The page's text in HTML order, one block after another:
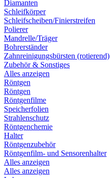
Diamanten
Schleifkörper
Schleifscheiben/Finierstreifen
Polierer
Mandrelle/Träger
Bohrerständer
Zahnreinigungsbürsten (rotierend)
Zubehör & Sonstiges
Alles anzeigen
Röntgen
Röntgen
Röntgenfilme
Speicherfolien
Strahlenschutz
Röntgenchemie
Halter
Röntgenzubehör
Röntgenfilm- und Sensorenhalter
Alles anzeigen
Alles anzeigen